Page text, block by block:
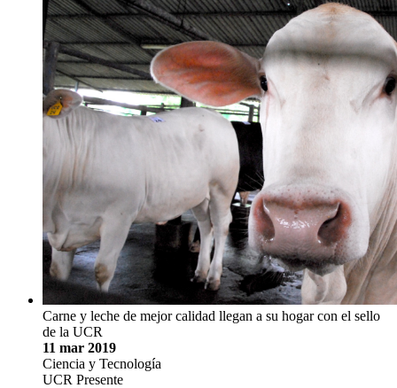
Carne y leche de mejor calidad llegan a su hogar con el sello
de la UCR
11 mar 2019
Ciencia y Tecnología
UCR Presente